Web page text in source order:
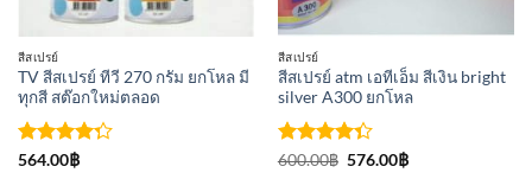
สีสเปรย์
TV สีสเปรย์ ทีวี 270 กรัม ยกโหล มี
ทุกสี สต๊อกใหม่ตลอด
ให้
564.00฿
สีสเปรย์
สีสเปรย์ atm เอทีเอ็ม สีเงิน bright
silver A300 ยกโหล
ให้
600.00฿ Original
576.00฿Current